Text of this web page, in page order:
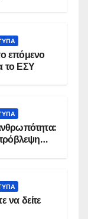
επόμενο
το ΕΣΥ
να δείτε